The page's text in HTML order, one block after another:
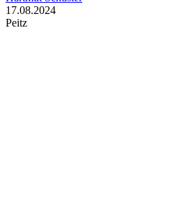
17.08.2024
Peitz